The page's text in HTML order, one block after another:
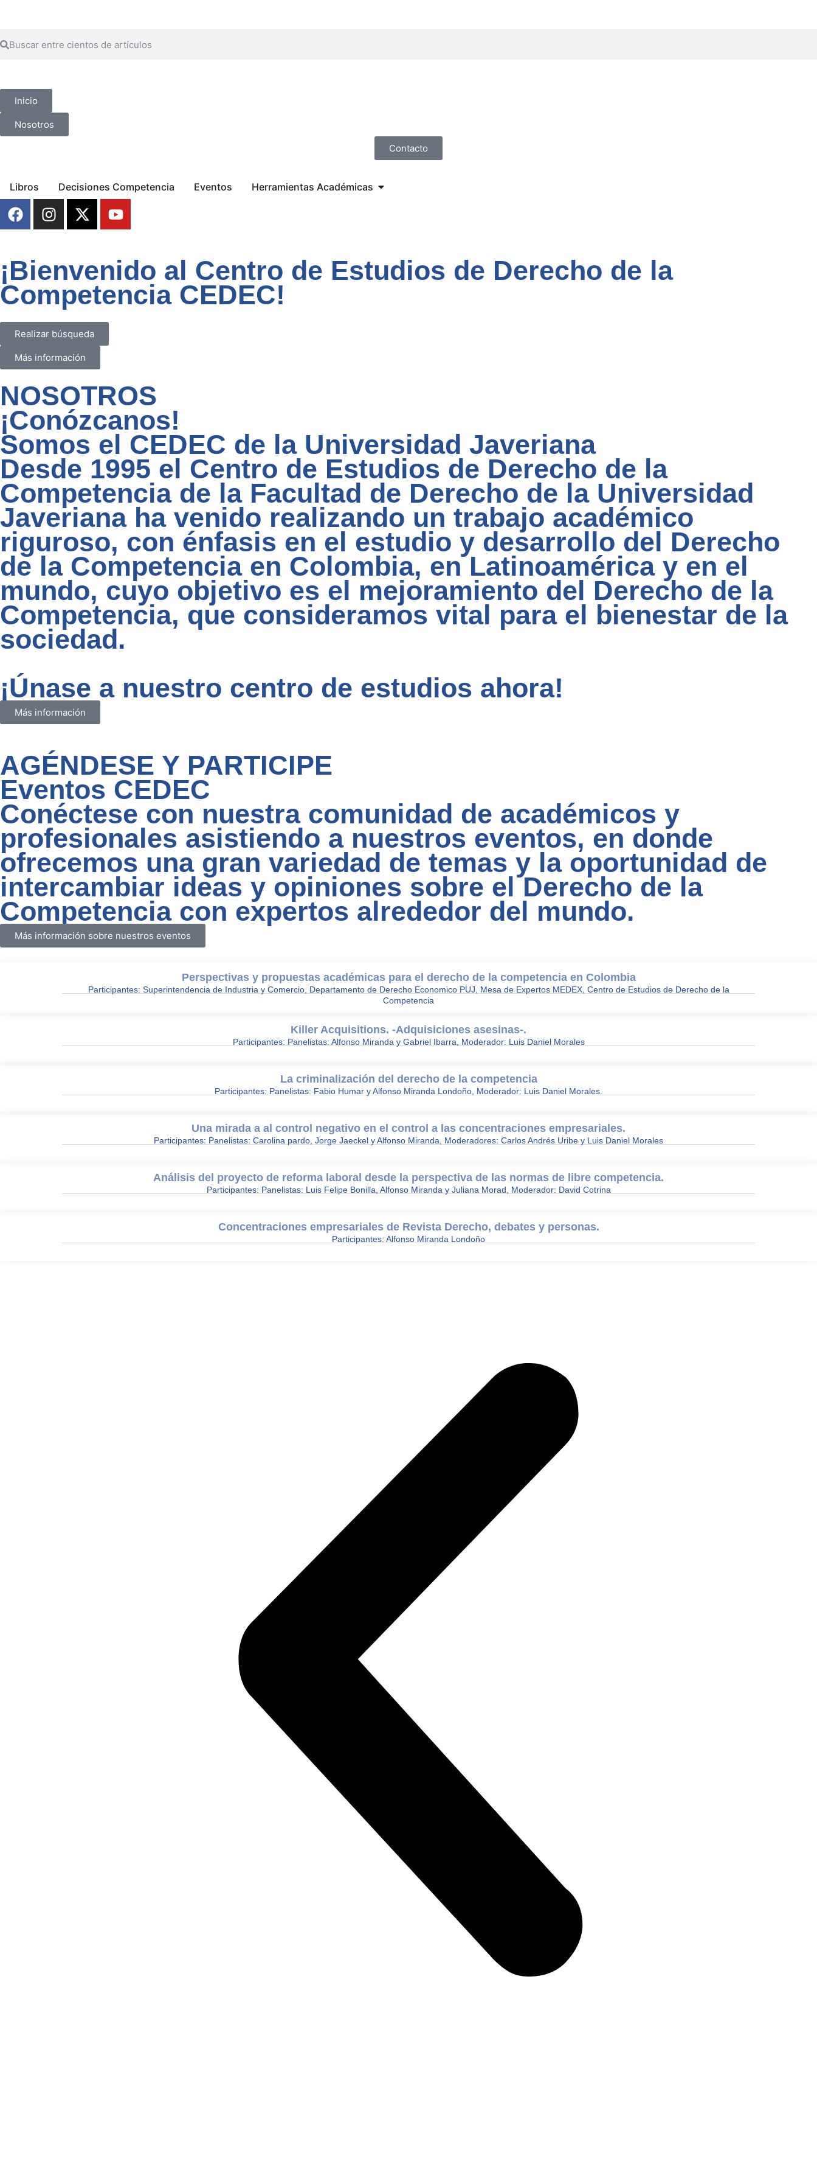
Inicio
Nosotros
Contacto
Libros Decisiones Competencia Eventos Herramientas Académicas
¡Bienvenido al Centro de Estudios de Derecho de la
Competencia CEDEC!
Realizar búsqueda
Más información
NOSOTROS
¡Conózcanos!
Somos el CEDEC de la Universidad Javeriana
Desde 1995 el Centro de Estudios de Derecho de la
Competencia de la Facultad de Derecho de la Universidad
Javeriana ha venido realizando un trabajo académico
riguroso, con énfasis en el estudio y desarrollo del Derecho
de la Competencia en Colombia, en Latinoamérica y en el
mundo, cuyo objetivo es el mejoramiento del Derecho de la
Competencia, que consideramos vital para el bienestar de la
sociedad.
¡Únase a nuestro centro de estudios ahora!
Más información
AGÉNDESE Y PARTICIPE
Eventos CEDEC
Conéctese con nuestra comunidad de académicos y
profesionales asistiendo a nuestros eventos, en donde
ofrecemos una gran variedad de temas y la oportunidad de
intercambiar ideas y opiniones sobre el Derecho de la
Competencia con expertos alrededor del mundo.
Más información sobre nuestros eventos
Perspectivas y propuestas académicas para el derecho de la competencia en Colombia
Participantes: Superintendencia de Industria y Comercio, Departamento de Derecho Economico PUJ, Mesa de Expertos MEDEX, Centro de Estudios de Derecho de la
Competencia
Killer Acquisitions. -Adquisiciones asesinas-.
Participantes: Panelistas: Alfonso Miranda y Gabriel Ibarra, Moderador: Luis Daniel Morales
La criminalización del derecho de la competencia
Participantes: Panelistas: Fabio Humar y Alfonso Miranda Londoño, Moderador: Luis Daniel Morales.
Una mirada a al control negativo en el control a las concentraciones empresariales.
Participantes: Panelistas: Carolina pardo, Jorge Jaeckel y Alfonso Miranda, Moderadores: Carlos Andrés Uribe y Luis Daniel Morales
Análisis del proyecto de reforma laboral desde la perspectiva de las normas de libre competencia.
Participantes: Panelistas: Luis Felipe Bonilla, Alfonso Miranda y Juliana Morad, Moderador: David Cotrina
Concentraciones empresariales de Revista Derecho, debates y personas.
Participantes: Alfonso Miranda Londoño